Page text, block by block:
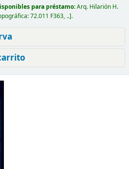
para préstamo:Arq. Hilarión H.
72.011 F363, .. .